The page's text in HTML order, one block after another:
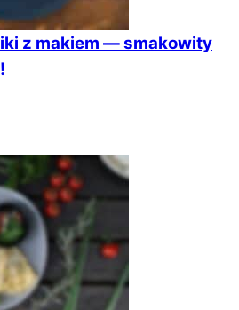
z makiem — smakowity